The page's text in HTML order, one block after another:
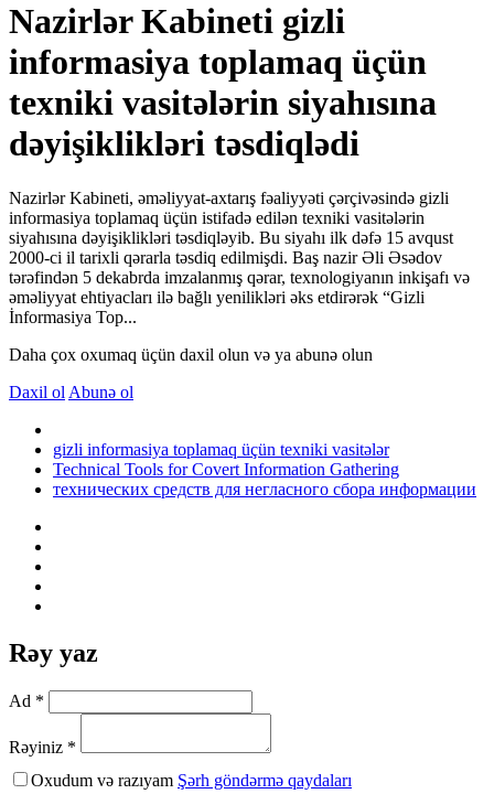
Nazirlər Kabineti gizli
informasiya toplamaq üçün
texniki vasitələrin siyahısına
dəyişiklikləri təsdiqlədi
Nazirlər Kabineti, əməliyyat-axtarış fəaliyyəti çərçivəsində gizli
informasiya toplamaq üçün istifadə edilən texniki vasitələrin
siyahısına dəyişiklikləri təsdiqləyib. Bu siyahı ilk dəfə 15 avqust
2000-ci il tarixli qərarla təsdiq edilmişdi. Baş nazir Əli Əsədov
tərəfindən 5 dekabrda imzalanmış qərar, texnologiyanın inkişafı və
əməliyyat ehtiyacları ilə bağlı yenilikləri əks etdirərək “Gizli
İnformasiya Top...
Daha çox oxumaq üçün daxil olun və ya abunə olun
Daxil ol Abunə ol
gizli informasiya toplamaq üçün texniki vasitələr
Technical Tools for Covert Information Gathering
технических средств для негласного сбора информации
Rəy yaz
Ad *
Rəyiniz *
Oxudum və razıyam Şərh göndərmə qaydaları